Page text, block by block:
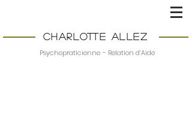
Charlotte ALLEZ
Psychopraticienne – Relation d’Aide